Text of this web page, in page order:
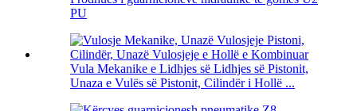
PU
Vula Mekanike e Lidhjes së Lidhjes së Pistonit,
Unaza e Vulës së Pistonit, Cilindër i Hollë ...